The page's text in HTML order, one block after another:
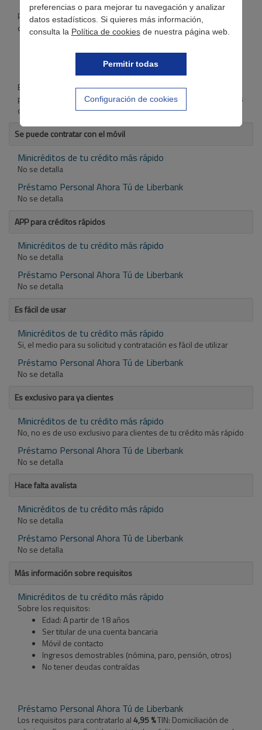
preferencias o para mejorar tu navegación y analizar
datos estadísticos. Si quieres más información,
consulta la Política de cookiesde nuestra página web.
Permitir todas
Configuración de cookies
Pero no solo eso, si queremos conseguir un interés más bajo, lo
obtendremos contratando:
Un plan de pensiones
Un seguro de coche
Un seguro de protección de pagos
En caso contrario, el TIN sufrirá un incremento. La solicitud del
préstamo se efectúa a través de internet y la contratación, en las
oficinas de Liberbank.
Se puede contratar con el móvil
Minicréditos de tu crédito más rápido
No se detalla
Préstamo Personal Ahora Tú de Liberbank
No se detalla
APP para créditos rápidos
Minicréditos de tu crédito más rápido
No se detalla
Préstamo Personal Ahora Tú de Liberbank
No se detalla
Es fácil de usar
Minicréditos de tu crédito más rápido
Si, el medio para su solicitud y contratación es fácil de utilizar
Préstamo Personal Ahora Tú de Liberbank
No se detalla
Es exclusivo para ya clientes
Minicréditos de tu crédito más rápido
No, no es de uso exclusivo para clientes de tu crédito más rápido
Préstamo Personal Ahora Tú de Liberbank
No se detalla
Hace falta avalista
Minicréditos de tu crédito más rápido
No se detalla
Préstamo Personal Ahora Tú de Liberbank
No se detalla
Más información sobre requisitos
Minicréditos de tu crédito más rápido
Sobre los requisitos:
Edad: A partir de 18 años
Ser titular de una cuenta bancaria
Móvil de contacto
Ingresos demostrables (nómina, paro, pensión, otros)
No tener deudas contraídas
Préstamo Personal Ahora Tú de Liberbank
Los requisitos para contratarlo al4,95 %TIN: Domiciliación de